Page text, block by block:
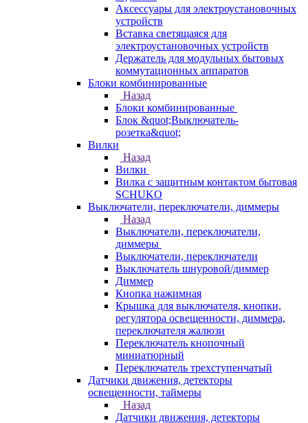
Аксессуары для электроустановочных
устройств
Вставка светящаяся для
электроустановочных устройств
Держатель для модульных бытовых
коммутационных аппаратов
Блоки комбинированные
Назад
Блоки комбинированные
Блок &quot;Выключатель-
розетка&quot;
Вилки
Назад
Вилки
Вилка с защитным контактом бытовая
SCHUKO
Выключатели, переключатели, диммеры
Назад
Выключатели, переключатели,
диммеры
Выключатели, переключатели
Выключатель шнуровой/диммер
Диммер
Кнопка нажимная
Крышка для выключателя, кнопки,
регулятора освещенности, диммера,
переключателя жалюзи
Переключатель кнопочный
миниатюрный
Переключатель трехступенчатый
Датчики движения, детекторы
освещенности, таймеры
Назад
Датчики движения, детекторы